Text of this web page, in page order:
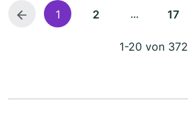
1 2 ... 17
1-20 von 372